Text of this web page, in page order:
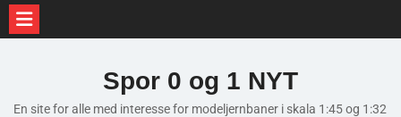
Spor 0 og 1 NYT
En site for alle med interesse for modeljernbaner i skala 1:45 og 1:32